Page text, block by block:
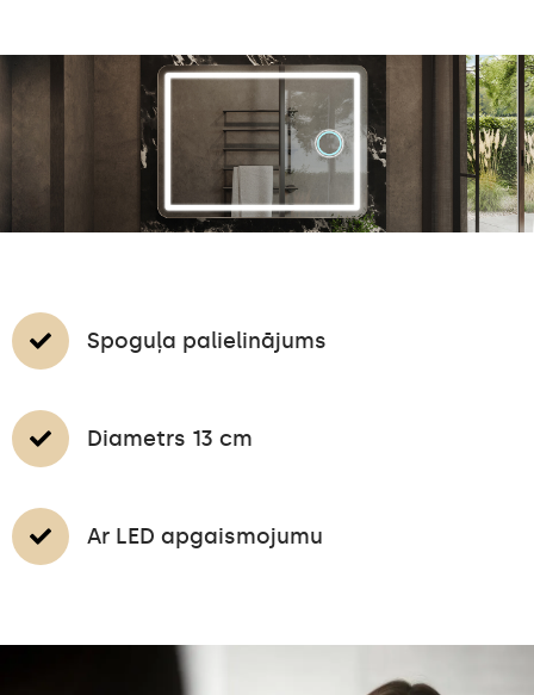
Spoguļa palielinājums
Diametrs 13 cm
Ar LED apgaismojumu